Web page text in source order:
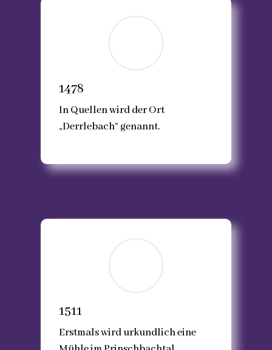
1478
In Quellen wird der Ort
„Derrlebach“ genannt.
1511
Erstmals wird urkundlich eine